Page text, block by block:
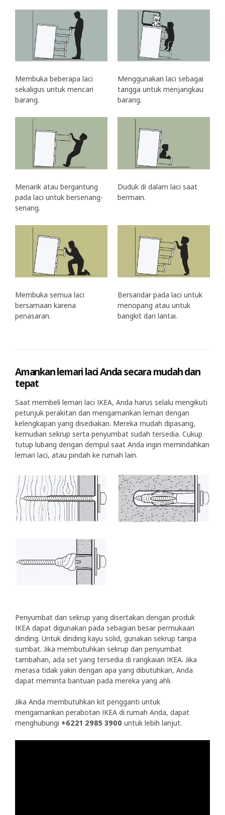
Membuka beberapa laci
sekaligus untuk mencari
barang.
Menggunakan laci sebagai
tangga untuk menjangkau
barang.
Menarik atau bergantung
pada laci untuk bersenang-
senang.
Duduk di dalam laci saat
bermain.
Membuka semua laci
bersamaan karena
penasaran.
Bersandar pada laci untuk
menopang atau untuk
bangkit dari lantai.
Amankan lemari laci Anda secara mudah dan
tepat
Saat membeli lemari laci IKEA, Anda harus selalu mengikuti
petunjuk perakitan dan mengamankan lemari dengan
kelengkapan yang disediakan. Mereka mudah dipasang,
kemudian sekrup serta penyumbat sudah tersedia. Cukup
tutup lubang dengan dempul saat Anda ingin memindahkan
lemari laci, atau pindah ke rumah lain.
Penyumbat dan sekrup yang disertakan dengan produk
IKEA dapat digunakan pada sebagian besar permukaan
dinding. Untuk dinding kayu solid, gunakan sekrup tanpa
sumbat. Jika membutuhkan sekrup dan penyumbat
tambahan, ada set yang tersedia di rangkaian IKEA. Jika
merasa tidak yakin dengan apa yang dibutuhkan, Anda
dapat meminta bantuan pada mereka yang ahli.
Jika Anda membutuhkan kit pengganti untuk
mengamankan perabotan IKEA di rumah Anda, dapat
menghubungi +6221 2985 3900 untuk lebih lanjut.